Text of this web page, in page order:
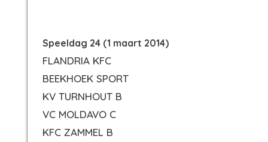
Speeldag 24 (1 maart 2014)
FLANDRIA KFC
BEEKHOEK SPORT
KV TURNHOUT B
VC MOLDAVO C
KFC ZAMMEL B